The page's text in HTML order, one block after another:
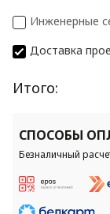
Инженерные
Доставка
Итого:
СПОСОБЫ
Безналичный